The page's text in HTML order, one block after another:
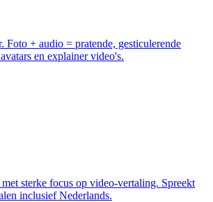
Foto + audio = pratende, gesticulerende
en explainer video's.
sterke focus op video-vertaling. Spreekt
inclusief Nederlands.